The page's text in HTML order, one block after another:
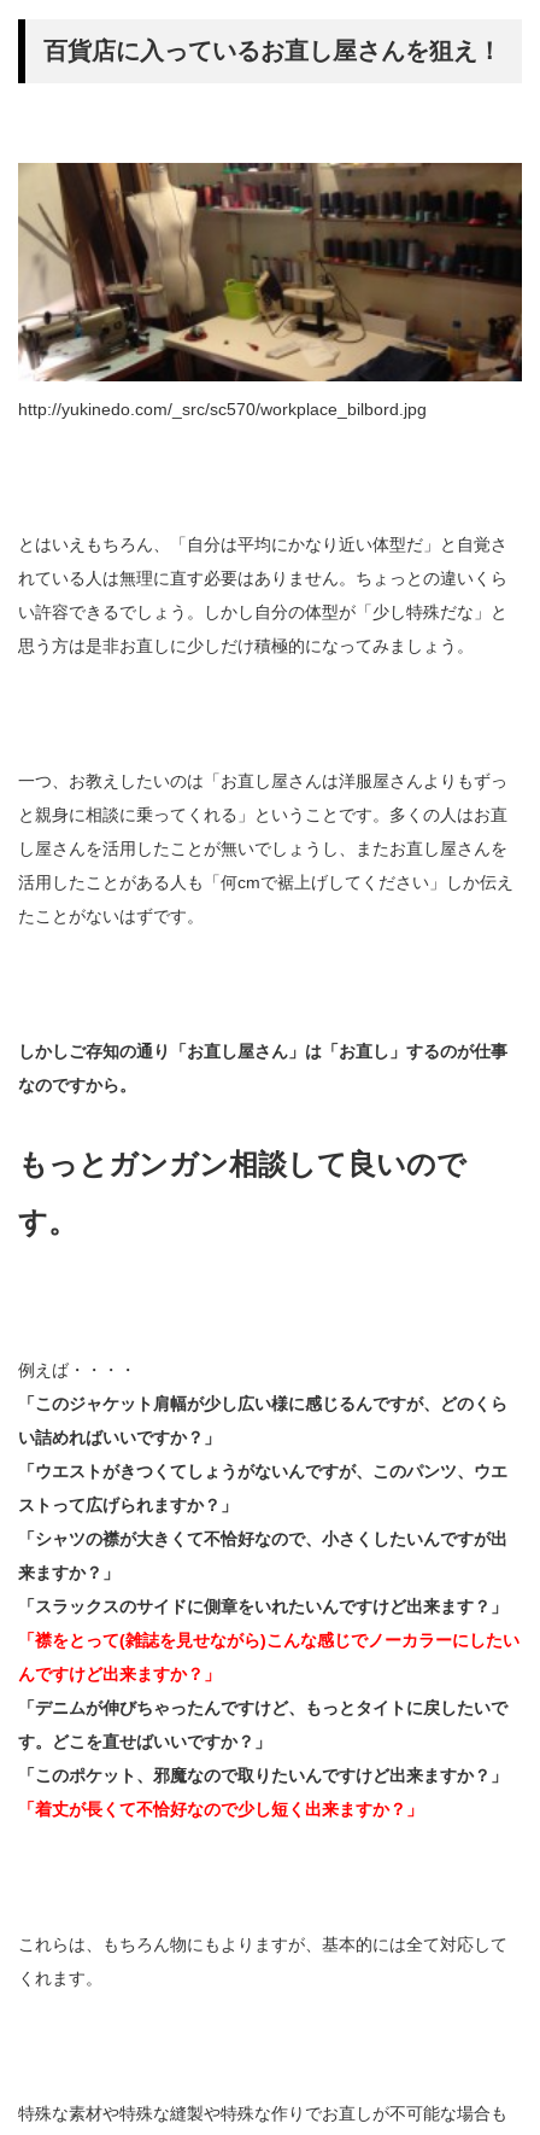
百貨店に入っているお直し屋さんを狙え！
http://yukinedo.com/_src/sc570/workplace_bilbord.jpg
とはいえもちろん、「自分は平均にかなり近い体型だ」と自覚さ
れている人は無理に直す必要はありません。ちょっとの違いくら
い許容できるでしょう。しかし自分の体型が「少し特殊だな」と
思う方は是非お直しに少しだけ積極的になってみましょう。
一つ、お教えしたいのは「お直し屋さんは洋服屋さんよりもずっ
と親身に相談に乗ってくれる」ということです。多くの人はお直
し屋さんを活用したことが無いでしょうし、またお直し屋さんを
活用したことがある人も「何cmで裾上げしてください」しか伝え
たことがないはずです。
しかしご存知の通り「お直し屋さん」は「お直し」するのが仕事
なのですから。
もっとガンガン相談して良いので
す。
例えば・・・・
「このジャケット肩幅が少し広い様に感じるんですが、どのくら
い詰めればいいですか？」
「ウエストがきつくてしょうがないんですが、このパンツ、ウエ
ストって広げられますか？」
「シャツの襟が大きくて不恰好なので、小さくしたいんですが出
来ますか？」
「スラックスのサイドに側章をいれたいんですけど出来ます？」
「襟をとって(雑誌を見せながら)こんな感じでノーカラーにしたい
んですけど出来ますか？」
「デニムが伸びちゃったんですけど、もっとタイトに戻したいで
す。どこを直せばいいですか？」
「このポケット、邪魔なので取りたいんですけど出来ますか？」
「着丈が長くて不恰好なので少し短く出来ますか？」
これらは、もちろん物にもよりますが、基本的には全て対応して
くれます。
特殊な素材や特殊な縫製や特殊な作りでお直しが不可能な場合も